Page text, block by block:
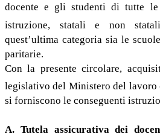
docente e gli studenti di tutte
istruzione, statali e non statali
quest’ultima categoria sia le
paritarie.
Con la presente circolare,
legislativo del Ministero del
si forniscono le conseguenti
A. Tutela assicurativa dei